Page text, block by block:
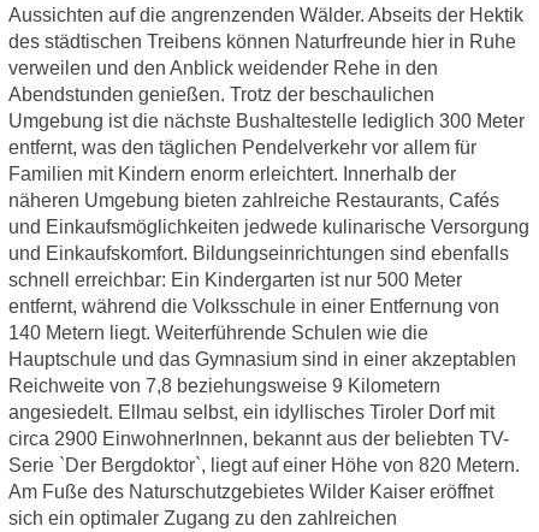
Aussichten auf die angrenzenden Wälder. Abseits der Hektik
des städtischen Treibens können Naturfreunde hier in Ruhe
verweilen und den Anblick weidender Rehe in den
Abendstunden genießen. Trotz der beschaulichen
Umgebung ist die nächste Bushaltestelle lediglich 300 Meter
entfernt, was den täglichen Pendelverkehr vor allem für
Familien mit Kindern enorm erleichtert. Innerhalb der
näheren Umgebung bieten zahlreiche Restaurants, Cafés
und Einkaufsmöglichkeiten jedwede kulinarische Versorgung
und Einkaufskomfort. Bildungseinrichtungen sind ebenfalls
schnell erreichbar: Ein Kindergarten ist nur 500 Meter
entfernt, während die Volksschule in einer Entfernung von
140 Metern liegt. Weiterführende Schulen wie die
Hauptschule und das Gymnasium sind in einer akzeptablen
Reichweite von 7,8 beziehungsweise 9 Kilometern
angesiedelt. Ellmau selbst, ein idyllisches Tiroler Dorf mit
circa 2900 EinwohnerInnen, bekannt aus der beliebten TV-
Serie `Der Bergdoktor`, liegt auf einer Höhe von 820 Metern.
Am Fuße des Naturschutzgebietes Wilder Kaiser eröffnet
sich ein optimaler Zugang zu den zahlreichen